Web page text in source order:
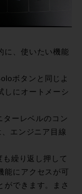
に、使いたい機能
ボタンと同じよ
しにオートメーシ
ーレベルのコン
エンジニア目線
繰り返し押して
能にアクセスが可
ができます。まさ